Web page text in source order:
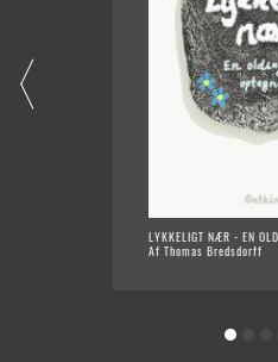
LYKKELIGT NÆR - EN
Af Thomas Bredsdorff